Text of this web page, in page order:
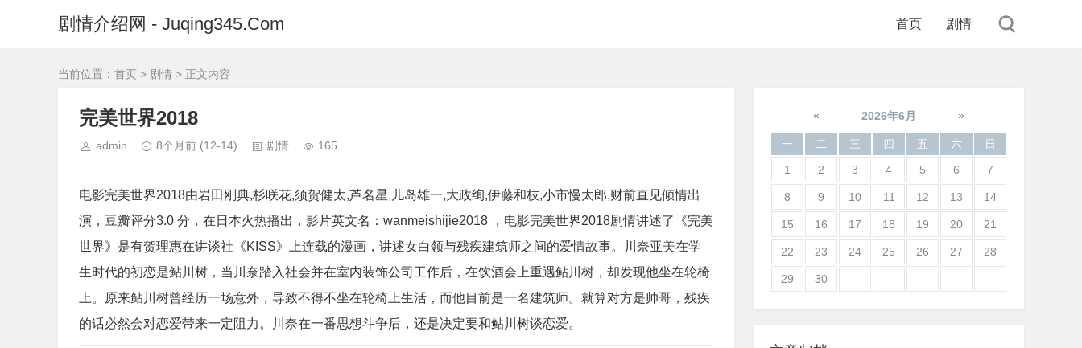
剧情介绍网 - Juqing345.Com 首页 剧情
当前位置： 首页 > 剧情 > 正文内容
完美世界2018
admin 8个月前 (12-14) 剧情 165
电影完美世界2018由岩田刚典,杉咲花,须贺健太,芦名星,儿岛雄一,大政绚,伊藤和枝,小市慢太郎,财前直见倾情出
演，豆瓣评分3.0 分，在日本火热播出，影片英文名：wanmeishijie2018 ，电影完美世界2018剧情讲述了《完美
世界》是有贺理惠在讲谈社《KISS》上连载的漫画，讲述女白领与残疾建筑师之间的爱情故事。川奈亚美在学
生时代的初恋是鲇川树，当川奈踏入社会并在室内装饰公司工作后，在饮酒会上重遇鲇川树，却发现他坐在轮椅
上。原来鲇川树曾经历一场意外，导致不得不坐在轮椅上生活，而他目前是一名建筑师。就算对方是帅哥，残疾
的话必然会对恋爱带来一定阻力。川奈在一番思想斗争后，还是决定要和鲇川树谈恋爱。
« 2026年6月 »
一 二 三 四 五 六
日
1
2 3 4 5 6 7
8 9 10 11 12 13 14
15 16 17 18 19 20 21
22 23 24 25 26 27 28
29 30